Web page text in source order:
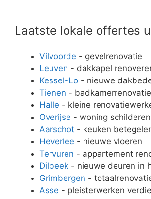
Laatste lokale offertes
Vilvoorde - gevelrenovatie
Leuven - dakkapel
Kessel-Lo - nieuwe
Tienen - badkamerrenovatie
Halle - kleine
Overijse - woning schilderen
Aarschot - keuken
Heverlee - nieuwe vloeren
Tervuren - appartement
Dilbeek - nieuwe deuren in
Grimbergen -
Asse - pleisterwerken